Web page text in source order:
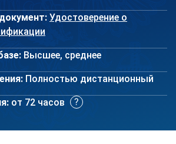
Удостоверение о
Высшее, среднее
Полностью дистанционный
от 72 часов